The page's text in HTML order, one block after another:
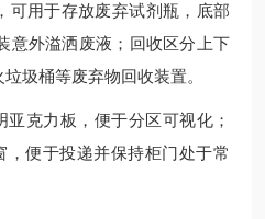
可用于存放废弃试剂瓶，底部
意外溢洒废液；回收区分上下
圾桶等废弃物回收装置。
克力板，便于分区可视化；
，便于投递并保持柜门处于常